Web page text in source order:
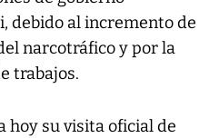
debido al incremento de
narcotráfico y por la
trabajos.
hoy su visita oficial de